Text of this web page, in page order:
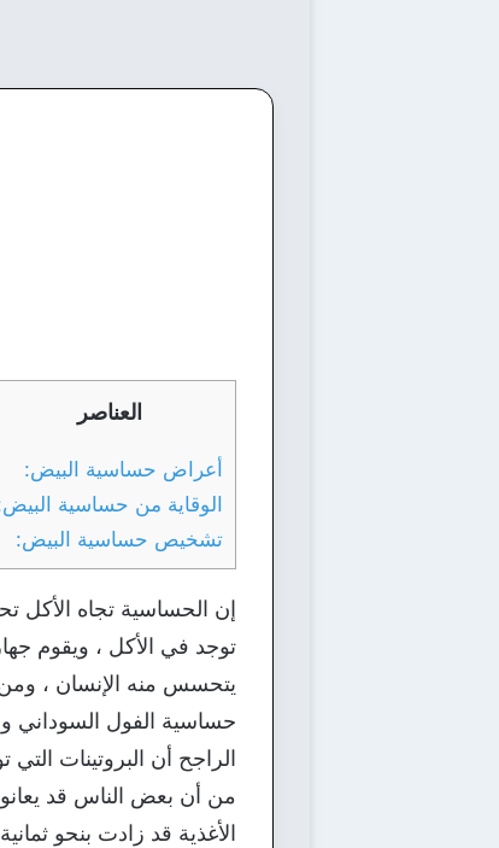
العناصر
أعراض حساسية البيض:
الوقاية من حساسية
تشخيص حساسية البيض:
إن الحساسية تجاه الأكل
توجد في الأكل ، ويقوم
يتحسس منه الإنسان ، ومن
حساسية الفول السوداني
الراجح أن البروتينات
من أن بعض الناس قد